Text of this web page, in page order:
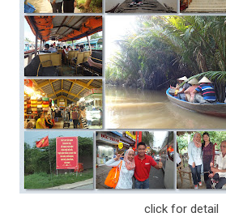
click for detail